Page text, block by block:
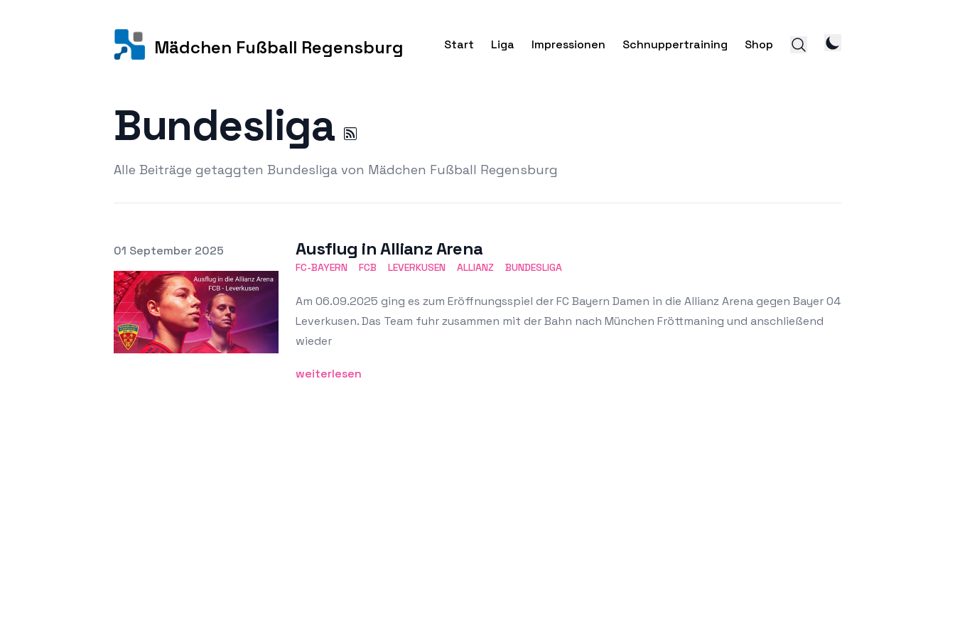
Mädchen Fußball Regensburg Start Liga Impressionen Schnuppertraining Shop
Bundesliga
Alle Beiträge getaggten Bundesliga von Mädchen Fußball Regensburg
Veröffentlicht am
01 September 2025
Ausflug in Allianz Arena
FC-BAYERN FCB LEVERKUSEN ALLIANZ BUNDESLIGA
Am 06.09.2025 ging es zum Eröffnungsspiel der FC Bayern Damen in die Allianz Arena gegen Bayer 04
Leverkusen. Das Team fuhr zusammen mit der Bahn nach München Fröttmaning und anschließend
wieder
weiterlesen